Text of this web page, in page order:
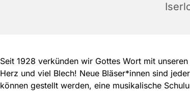
Seit 1928 verkünden wir Gottes Wort mit
Herz und viel Blech! Neue Bläser*innen sind
können gestellt werden, eine musikalische